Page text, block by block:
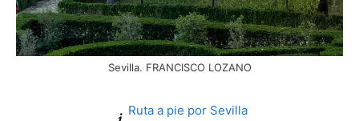
Sevilla. FRANCISCO LOZANO
Ruta a pie por Sevilla